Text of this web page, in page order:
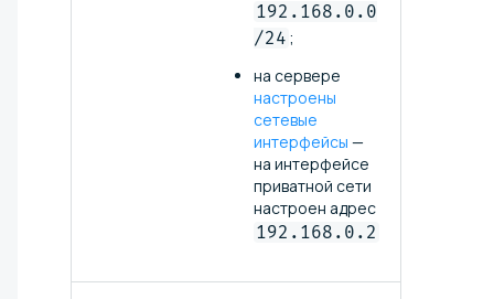
192.168.0.0
/24 ;
на сервере
настроены
сетевые
интерфейсы —
на интерфейсе
приватной сети
настроен адрес
192.168.0.2